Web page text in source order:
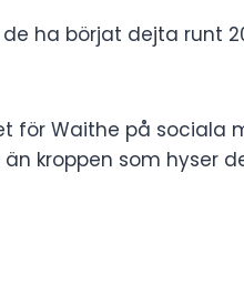
ha börjat dejta runt
för Waithe på sociala
kroppen som hyser